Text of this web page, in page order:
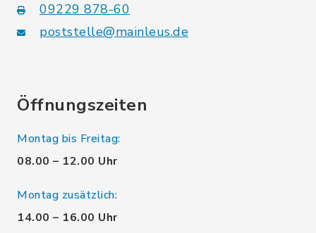
09229 878-60
poststelle@mainleus.de
Öffnungszeiten
Montag bis Freitag:
08.00 – 12.00 Uhr
Montag zusätzlich:
14.00 – 16.00 Uhr